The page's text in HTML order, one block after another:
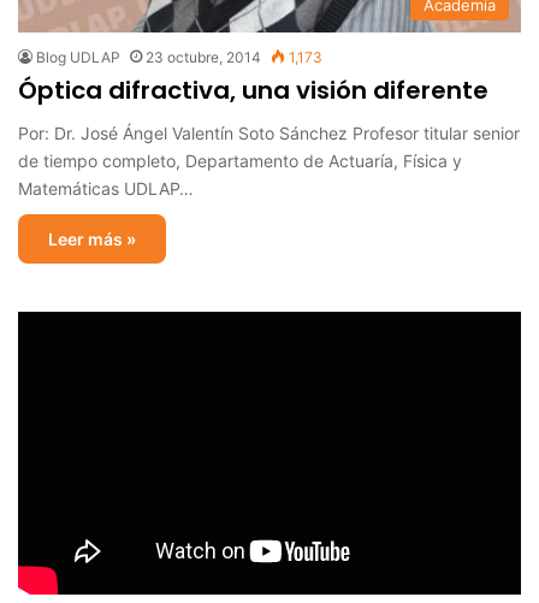
Academia
Blog UDLAP 23 octubre, 2014 1,173
Óptica difractiva, una visión diferente
Por: Dr. José Ángel Valentín Soto Sánchez Profesor titular senior
de tiempo completo, Departamento de Actuaría, Física y
Matemáticas UDLAP…
Leer más »